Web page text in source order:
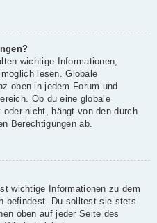
wichtige Informationen,
lesen. Globale
oben in jedem Forum und
Ob du eine globale
nicht, hängt von den durch
Berechtigungen ab.
wichtige Informationen zu dem
befindest. Du solltest sie stets
oben auf jeder Seite des